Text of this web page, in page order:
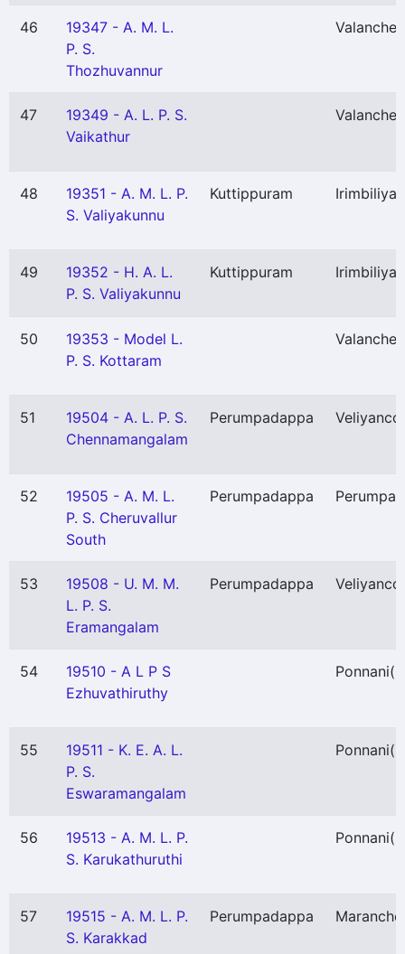
46
19347 - A. M. L.
P. S.
Thozhuvannur
47
19349 - A. L. P. S.
Vaikathur
48
19351 - A. M. L. P.
S. Valiyakunnu
Kuttippuram
49
19352 - H. A. L.
P. S. Valiyakunnu
Kuttippuram
50
19353 - Model L.
P. S. Kottaram
51
19504 - A. L. P. S.
Chennamangalam
Perumpadappa
52
19505 - A. M. L.
P. S. Cheruvallur
South
Perumpadappa
53
19508 - U. M. M.
L. P. S.
Eramangalam
Perumpadappa
54
19510 - A L P S
Ezhuvathiruthy
Ponnani
55
19511 - K. E. A. L.
P. S.
Eswaramangalam
Ponnani
56
19513 - A. M. L. P.
S. Karukathuruthi
Ponnani
57
19515 - A. M. L. P.
S. Karakkad
Perumpadappa